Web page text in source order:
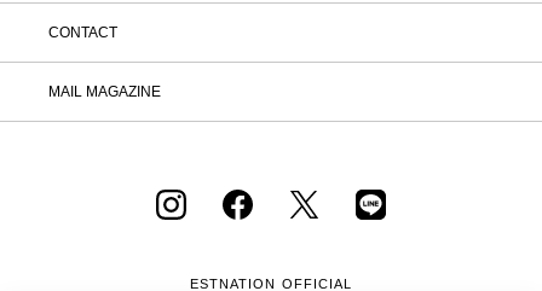
CONTACT
MAIL MAGAZINE
ESTNATION OFFICIAL